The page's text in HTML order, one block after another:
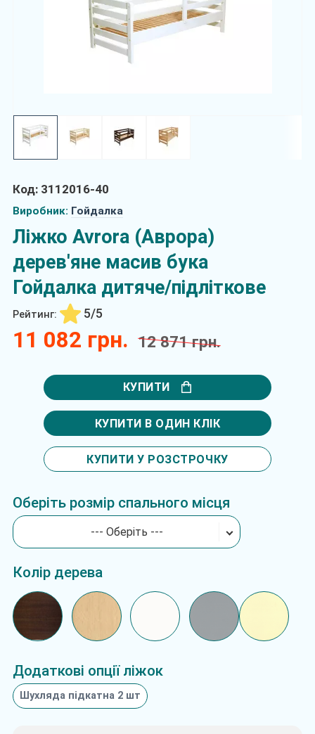
Код: 3112016-40
Виробник: Гойдалка
Ліжко Avrora (Аврора)
дерев'яне масив бука
Гойдалка дитяче/підліткове
Рейтинг: 5/5
11 082 грн. 12 871 грн.
КУПИТИ
КУПИТИ В ОДИН КЛІК
КУПИТИ У РОЗСТРОЧКУ
Оберіть розмір спального місця
--- Оберіть ---
Колір дерева
Додаткові опції ліжок
Шухляда підкатна 2 шт